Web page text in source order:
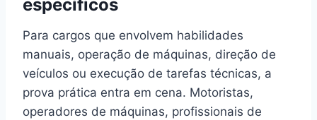
específicos
Para cargos que envolvem habilidades
manuais, operação de máquinas, direção de
veículos ou execução de tarefas técnicas, a
prova prática entra em cena. Motoristas,
operadores de máquinas, profissionais de